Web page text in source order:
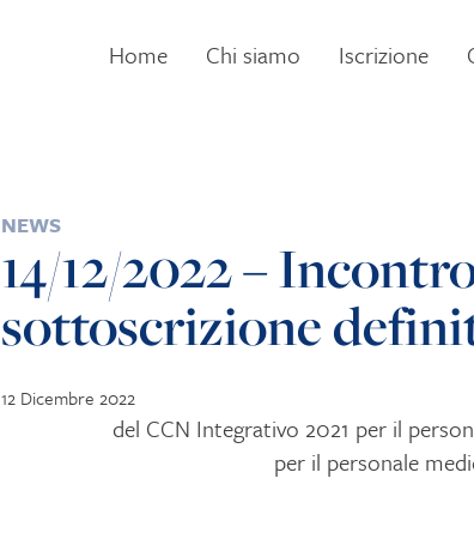
Home Chi siamo Iscrizione
POSTED IN
NEWS
14/12/2022 –
sottoscrizione
12 Dicembre 2022
del CCN Integrativo 2021 per il
per il personale